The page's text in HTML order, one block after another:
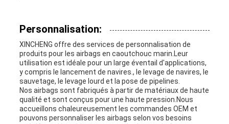
Personnalisation:
XINCHENG offre des services de personnalisation de
produits pour les airbags en caoutchouc marin.Leur
utilisation est idéale pour un large éventail d'applications,
y compris le lancement de navires., le levage de navires, le
sauvetage, le levage lourd et la pose de pipelines.
Nos airbags sont fabriqués à partir de matériaux de haute
qualité et sont conçus pour une haute pression.Nous
accueillons chaleureusement les commandes OEM et
pouvons personnaliser les airbags selon vos besoins